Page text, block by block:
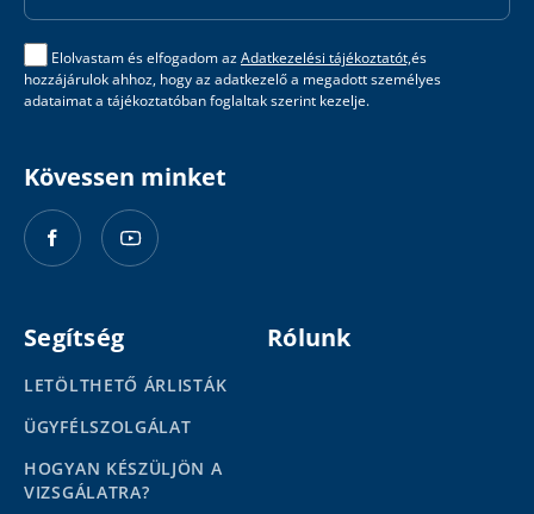
Elolvastam és elfogadom azAdatkezelési tájékoztatót,és
hozzájárulok ahhoz, hogy az adatkezelő a megadott személyes
adataimat a tájékoztatóban foglaltak szerint kezelje.
Kövessen minket
Segítség
LETÖLTHETŐ ÁRLISTÁK
ÜGYFÉLSZOLGÁLAT
HOGYAN KÉSZÜLJÖN A
VIZSGÁLATRA?
Rólunk